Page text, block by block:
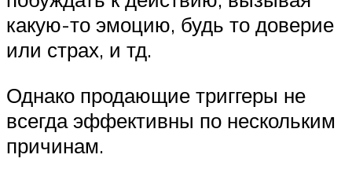
какую-то эмоцию, будь то доверие
или страх, и тд.
Однако продающие триггеры не
всегда эффективны по нескольким
причинам.